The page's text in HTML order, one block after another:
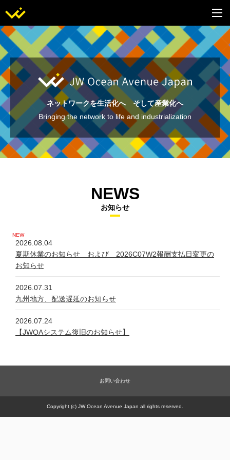
ネットワークを生活化へ そして産業化へ
Bringing the network to life and industrialization
NEWS
お知らせ
2026.08.04
夏期休業のお知らせ および 2026C07W2報酬支払日変更の
お知らせ
2026.07.31
九州地方、配送遅延のお知らせ
2026.07.24
【JWOAシステム復旧のお知らせ】
システム不具合について
新規商品【太古の甕 細胞浴サロン営業権】販売一時休止の件
お問い合わせ
Copyright (c) JW Ocean Avenue Japan all rights reserved.